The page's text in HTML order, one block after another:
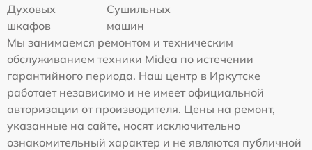
Духовых
шкафов
Сушильных
машин
Мы занимаемся ремонтом и техническим
обслуживанием техники Midea по истечении
гарантийного периода. Наш центр в Иркутске
работает независимо и не имеет официальной
авторизации от производителя. Цены на ремонт,
указанные на сайте, носят исключительно
ознакомительный характер и не являются публичной